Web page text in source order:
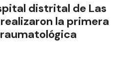
distrital de Las
la primera